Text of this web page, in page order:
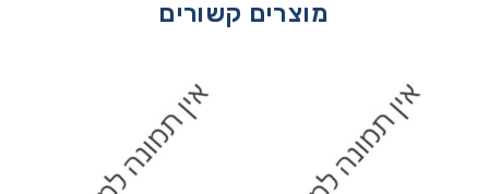
מוצרים קשורים